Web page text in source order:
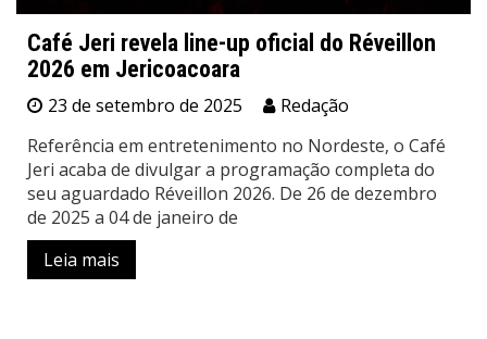
Café Jeri revela line-up oficial do Réveillon
2026 em Jericoacoara
23 de setembro de 2025
Redação
Referência em entretenimento no Nordeste, o Café
Jeri acaba de divulgar a programação completa do
seu aguardado Réveillon 2026. De 26 de dezembro
de 2025 a 04 de janeiro de
Leia mais